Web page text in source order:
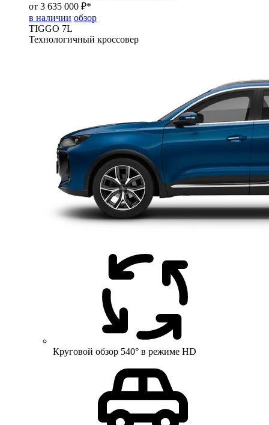
от 3 635 000 ₽*
в наличии обзор
TIGGO 7L
Технологичный кроссовер
Круговой обзор 540° в режиме HD